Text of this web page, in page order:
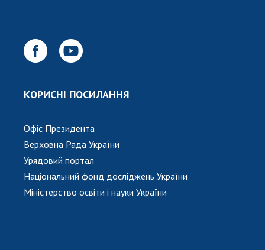
НАУКОВІ ВИДАННЯ
МЕДІА ПРО НАС
ПРОФСПІЛКА НАН УКРАЇНИ
КАБІНЕТ
КОРИСНІ ПОСИЛАННЯ
Офіс Президента
Верховна Рада України
Урядовий портал
Національний фонд досліджень України
Міністерство освіти і науки України